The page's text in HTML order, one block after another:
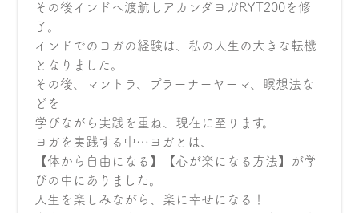
その後インドへ渡航しアカンダヨガRYT200を修
了。
インドでのヨガの経験は、私の人生の大きな転機
となりました。
その後、マントラ、プラーナーヤーマ、瞑想法な
どを
学びながら実践を重ね、現在に至ります。
ヨガを実践する中…ヨガとは、
【体から自由になる】【心が楽になる方法】が学
びの中にありました。
人生を楽しみながら、楽に幸せになる！